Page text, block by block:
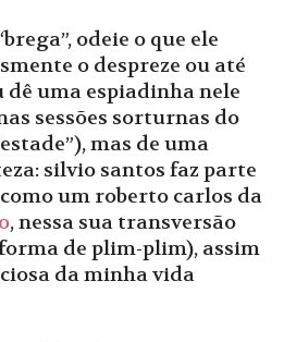
odeie o que ele
o despreze ou até
dê uma espiadinha nele
sessões sorturnas do
mas de uma
silvio santos faz parte
um roberto carlos da
, nessa sua transversão
de plim-plim), assim
da minha vida